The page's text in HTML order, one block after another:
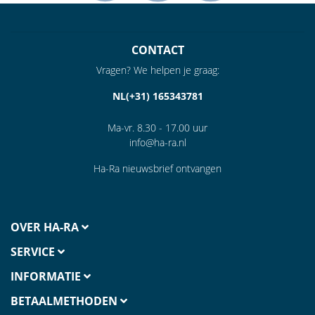
CONTACT
Vragen? We helpen je graag:
NL(+31) 165343781
Ma-vr. 8.30 - 17.00 uur
info@ha-ra.nl
Ha-Ra nieuwsbrief ontvangen
OVER HA-RA
SERVICE
INFORMATIE
BETAALMETHODEN